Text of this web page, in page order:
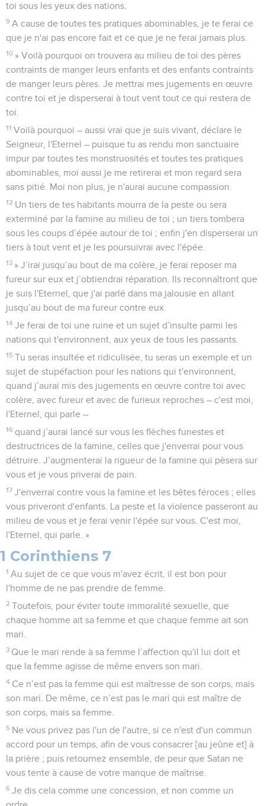
toi sous les yeux des nations.
9 A cause de toutes tes pratiques abominables, je te ferai ce
que je n'ai pas encore fait et ce que je ne ferai jamais plus.
10 » Voilà pourquoi on trouvera au milieu de toi des pères
contraints de manger leurs enfants et des enfants contraints
de manger leurs pères. Je mettrai mes jugements en œuvre
contre toi et je disperserai à tout vent tout ce qui restera de
toi.
11 Voilà pourquoi – aussi vrai que je suis vivant, déclare le
Seigneur, l'Eternel – puisque tu as rendu mon sanctuaire
impur par toutes tes monstruosités et toutes tes pratiques
abominables, moi aussi je me retirerai et mon regard sera
sans pitié. Moi non plus, je n'aurai aucune compassion.
12 Un tiers de tes habitants mourra de la peste ou sera
exterminé par la famine au milieu de toi ; un tiers tombera
sous les coups d’épée autour de toi ; enfin j'en disperserai un
tiers à tout vent et je les poursuivrai avec l'épée.
13 » J’irai jusqu’au bout de ma colère, je ferai reposer ma
fureur sur eux et j’obtiendrai réparation. Ils reconnaîtront que
je suis l'Eternel, que j'ai parlé dans ma jalousie en allant
jusqu’au bout de ma fureur contre eux.
14 Je ferai de toi une ruine et un sujet d’insulte parmi les
nations qui t'environnent, aux yeux de tous les passants.
15 Tu seras insultée et ridiculisée, tu seras un exemple et un
sujet de stupéfaction pour les nations qui t'environnent,
quand j’aurai mis des jugements en œuvre contre toi avec
colère, avec fureur et avec de furieux reproches – c'est moi,
l'Eternel, qui parle –
16 quand j’aurai lancé sur vous les flèches funestes et
destructrices de la famine, celles que j'enverrai pour vous
détruire. J’augmenterai la rigueur de la famine qui pèsera sur
vous et je vous priverai de pain.
17 J'enverrai contre vous la famine et les bêtes féroces ; elles
vous priveront d'enfants. La peste et la violence passeront au
milieu de vous et je ferai venir l'épée sur vous. C'est moi,
l'Eternel, qui parle. »
1 Corinthiens 7
1 Au sujet de ce que vous m'avez écrit, il est bon pour
l'homme de ne pas prendre de femme.
2 Toutefois, pour éviter toute immoralité sexuelle, que
chaque homme ait sa femme et que chaque femme ait son
mari.
3 Que le mari rende à sa femme l’affection qu'il lui doit et
que la femme agisse de même envers son mari.
4 Ce n’est pas la femme qui est maîtresse de son corps, mais
son mari. De même, ce n’est pas le mari qui est maître de
son corps, mais sa femme.
5 Ne vous privez pas l'un de l'autre, si ce n'est d'un commun
accord pour un temps, afin de vous consacrer [au jeûne et] à
la prière ; puis retournez ensemble, de peur que Satan ne
vous tente à cause de votre manque de maîtrise.
6 Je dis cela comme une concession, et non comme un